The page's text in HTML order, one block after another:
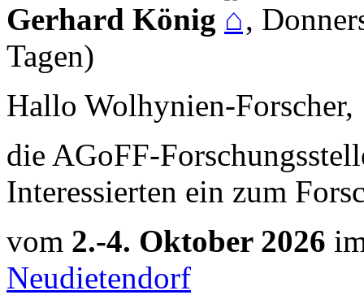
Gerhard König ,
Tagen)
Hallo Wolhynien-Forscher,
die AGoFF-
Interessierten ein zum
vom 2.-4. Oktober 2026
Neudietendorf